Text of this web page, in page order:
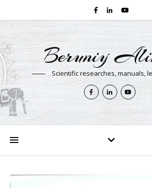
Beruniy
Scientific researches, manuals,